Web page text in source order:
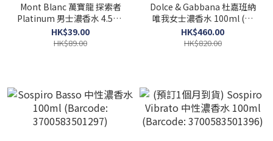
Mont Blanc 萬寶龍 探索者
Platinum 男士濃香水 4.5ml
小樣 (Barcode:
3386460135856)
HK$39.00
HK$89.00
Dolce & Gabbana 杜嘉班納
唯我女士濃香水 100ml (簡
裝) (Barcode:
8057971184927)
HK$460.00
HK$820.00